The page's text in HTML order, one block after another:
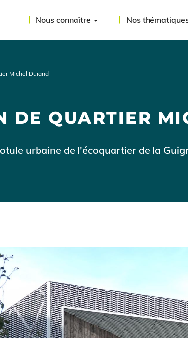
Nous connaître Nos
Michel Durand
DE QUARTIER
urbaine de l'écoquartier de la